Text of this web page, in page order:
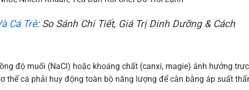
Cá Trê: So Sánh Chi Tiết, Giá Trị Dinh Dưỡng & Cách
độ muối (NaCl) hoặc khoáng chất (canxi, magie) ảnh hưởng trực
thể cá phải huy động toàn bộ năng lượng để cân bằng áp suất